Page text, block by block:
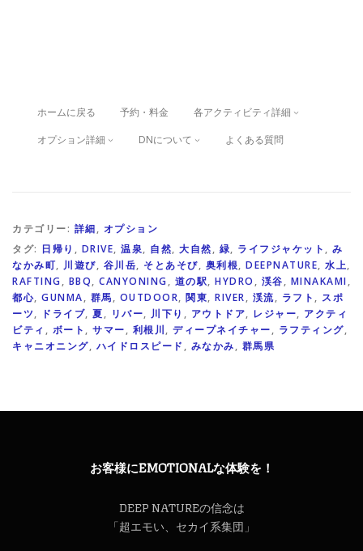
ホームに戻る 予約・料金
各アクティビティ詳細
オプション詳細
DNについて よくある質問
カテゴリー: 詳細, オプション
タグ: 日帰り , DRIVE, 温泉, 自然, 大自然, 緑, ライフジャケット , み
なかみ町, 川遊び, 谷川岳, そとあそび, 奥利根, DEEPNATURE, 水上,
RAFTING, BBQ, CANYONING, 道の駅, HYDRO , 渓谷, MINAKAMI,
都心, GUNMA, 群馬, OUTDOOR, 関東, RIVER, 渓流, ラフト , スポ
ーツ, ドライブ, 夏, リバー, 川下り , アウトドア, レジャー, アクティ
ビティ , ボート , サマー, 利根川, ディープネイチャー, ラフティング,
キャニオニング, ハイドロスピード , みなかみ, 群馬県
お客様にEMOTIONALな体験を！
DEEP NATUREの信念は
「超エモい、セカイ系集団」